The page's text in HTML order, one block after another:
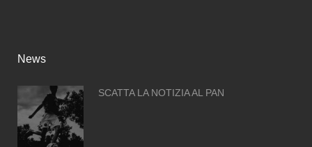
News
SCATTA LA NOTIZIA AL PAN